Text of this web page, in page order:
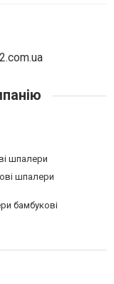
шпалери
шпалери
бамбукові